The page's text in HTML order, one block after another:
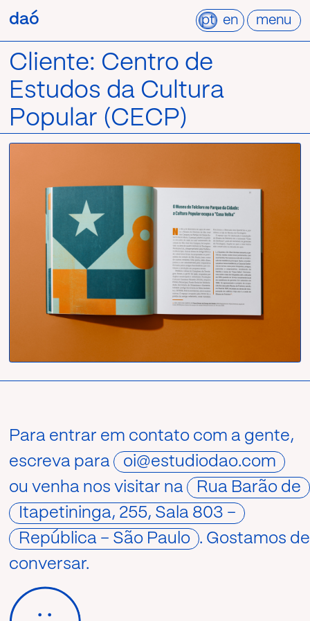
para
conteúdo
daó pt en menu
daó
Cliente: Centro de
Estudos da Cultura
Popular (CECP)
Para entrar em contato com a gente,
escreva para
oi@estudiodao.com
ou venha nos visitar na
Rua Barão de
Itapetininga, 255, Sala 803 –
República – São Paulo
. Gostamos de
conversar.